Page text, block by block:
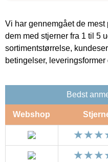
Vi har gennemgået de
dem med stjerner fra 1 til 5
sortimentstørrelse,
betingelser,
Bedst
Webshop